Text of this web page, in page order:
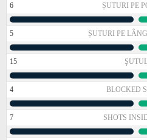
6 ȘUTURI PE
5 ȘUTURI PE
15
4 BLOCKED
7 SHOTS